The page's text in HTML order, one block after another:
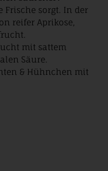
Frische sorgt. In der
reifer Aprikose,
mit sattem
Säure.
& Hühnchen mit